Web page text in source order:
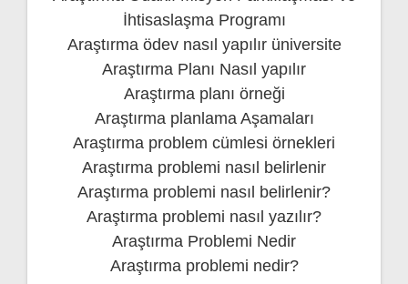
İhtisaslaşma Programı
Araştırma ödev nasıl yapılır üniversite
Araştırma Planı Nasıl yapılır
Araştırma planı örneği
Araştırma planlama Aşamaları
Araştırma problem cümlesi örnekleri
Araştırma problemi nasıl belirlenir
Araştırma problemi nasıl belirlenir?
Araştırma problemi nasıl yazılır?
Araştırma Problemi Nedir
Araştırma problemi nedir?